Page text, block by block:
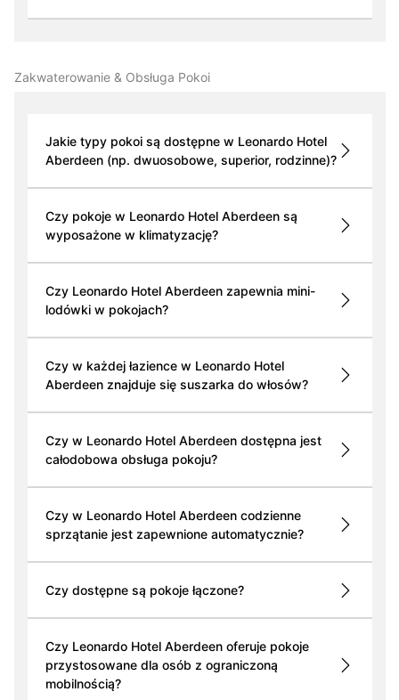
Zakwaterowanie & Obsługa Pokoi
Jakie typy pokoi są dostępne w Leonardo Hotel
Aberdeen (np. dwuosobowe, superior, rodzinne)?
Czy pokoje w Leonardo Hotel Aberdeen są
wyposażone w klimatyzację?
Czy Leonardo Hotel Aberdeen zapewnia mini-
lodówki w pokojach?
Czy w każdej łazience w Leonardo Hotel
Aberdeen znajduje się suszarka do włosów?
Czy w Leonardo Hotel Aberdeen dostępna jest
całodobowa obsługa pokoju?
Czy w Leonardo Hotel Aberdeen codzienne
sprzątanie jest zapewnione automatycznie?
Czy dostępne są pokoje łączone?
Czy Leonardo Hotel Aberdeen oferuje pokoje
przystosowane dla osób z ograniczoną
mobilnością?